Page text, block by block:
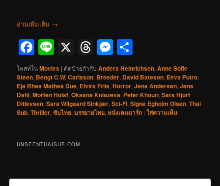
อ่านเพิ่มเติม →
Facebook
Line
X Threads
Messenger
โพสท์ในMovies | ติดป้ายกำกับ Anders Heinrichsen,Anne Sofie
Steen, Bengt C.W. Carlsson, Breeder, David Bateson, Eeva Putro,
Eja Rhea Mathea Due, Elvira Friis,Horror,Jens Andersen,Jens
Dahl,Morten Holst,Oksana Kniazeva, Peter Khouri,Sara Hjort
Ditlevsen,Sara Wilgaard Sinkjær,Sci-Fi,Signe Egholm Olsen,Thai
Sub,Thriller,ซับไทย,บรรยายไทย,หนังเดนมาร์ก |ใส่ความเห็น
UNSEENTHAISUB.COM